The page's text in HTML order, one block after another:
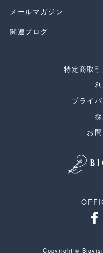
メールマガジン
関連ブログ
特定商取
プライ
お
Copyright ©